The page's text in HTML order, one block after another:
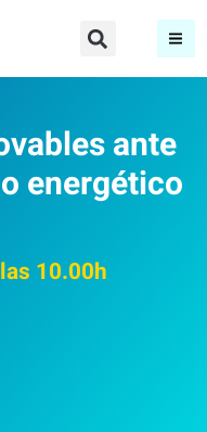
ante
energético
10.00h